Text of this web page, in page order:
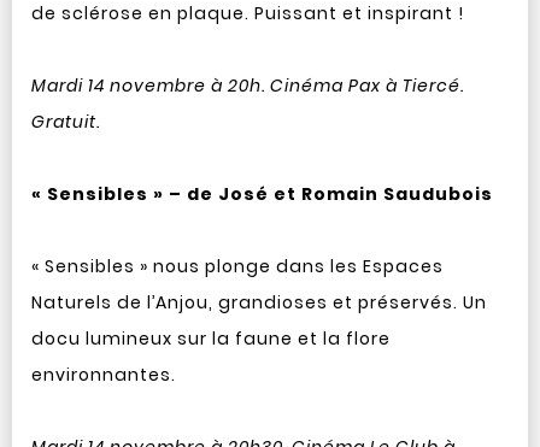
de sclérose en plaque. Puissant et inspirant !
Mardi 14 novembre à 20h. Cinéma Pax à Tiercé.
Gratuit.
« Sensibles » – de José et Romain Saudubois
« Sensibles » nous plonge dans les Espaces
Naturels de l’Anjou, grandioses et préservés. Un
docu lumineux sur la faune et la flore
environnantes.